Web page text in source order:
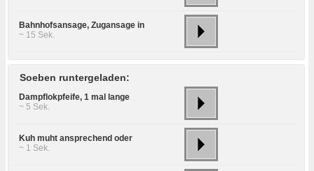
Bahnhofsansage, Zugansage in
~ 15 Sek.
Soeben runtergeladen:
Dampflokpfeife, 1 mal lange
~ 5 Sek.
Kuh muht ansprechend oder
~ 1 Sek.